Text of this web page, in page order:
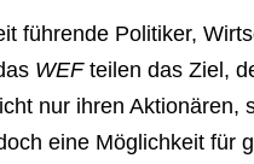
führende Politiker,
WEFteilen das Ziel,
nur ihren Aktionären,
eine Möglichkeit für